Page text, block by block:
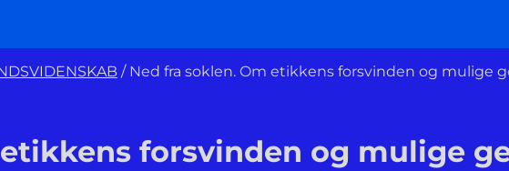
/ Ned fra soklen. Om etikkens forsvinden og mulige
forsvinden og mulige